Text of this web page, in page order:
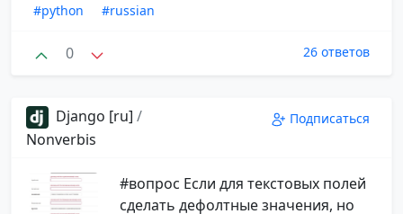
#python
#russian
0 26 ответов
Django [ru] /
Nonverbis
Подписаться
#вопрос Если для текстовых полей
сделать дефолтные значения, но